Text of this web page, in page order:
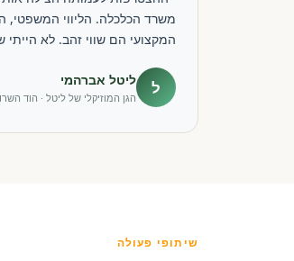
משרד הכלכלה. הליווי המשפטי,
המקצועי הם שווי זהב. לא
ל ליטל אברהמי
הגן המוזיקלי של ליטל · הוד
שיתופי פעולה